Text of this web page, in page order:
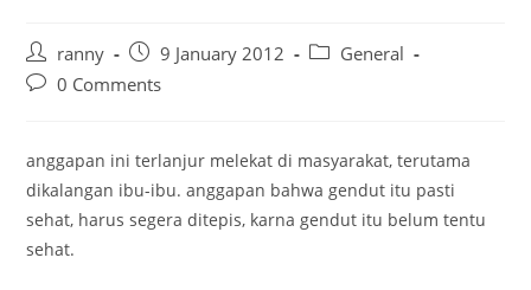
Post
author:
ranny
Post
published:
9 January 2012
PostGeneral
Post0 Comments
anggapan ini terlanjur melekat di masyarakat, terutama
dikalangan ibu-ibu. anggapan bahwa gendut itu pasti
sehat, harus segera ditepis, karna gendut itu belum tentu
sehat.